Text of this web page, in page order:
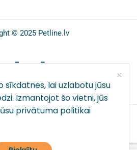
sīkdatnes, lai uzlabotu jūsu
Izmantojot šo vietni, jūs
privātuma politikai
© 2025 Petline.lv
TĪKLI